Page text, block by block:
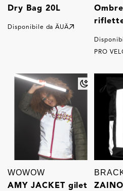
Dry Bag 20L
Disponibile da ÄUÄ
PRO
WOWOW
AMY JACKET gilet